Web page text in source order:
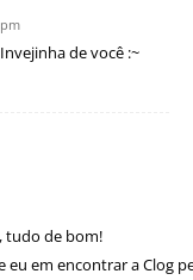
de você :~
tudo de bom!
eu em encontrar a Clog